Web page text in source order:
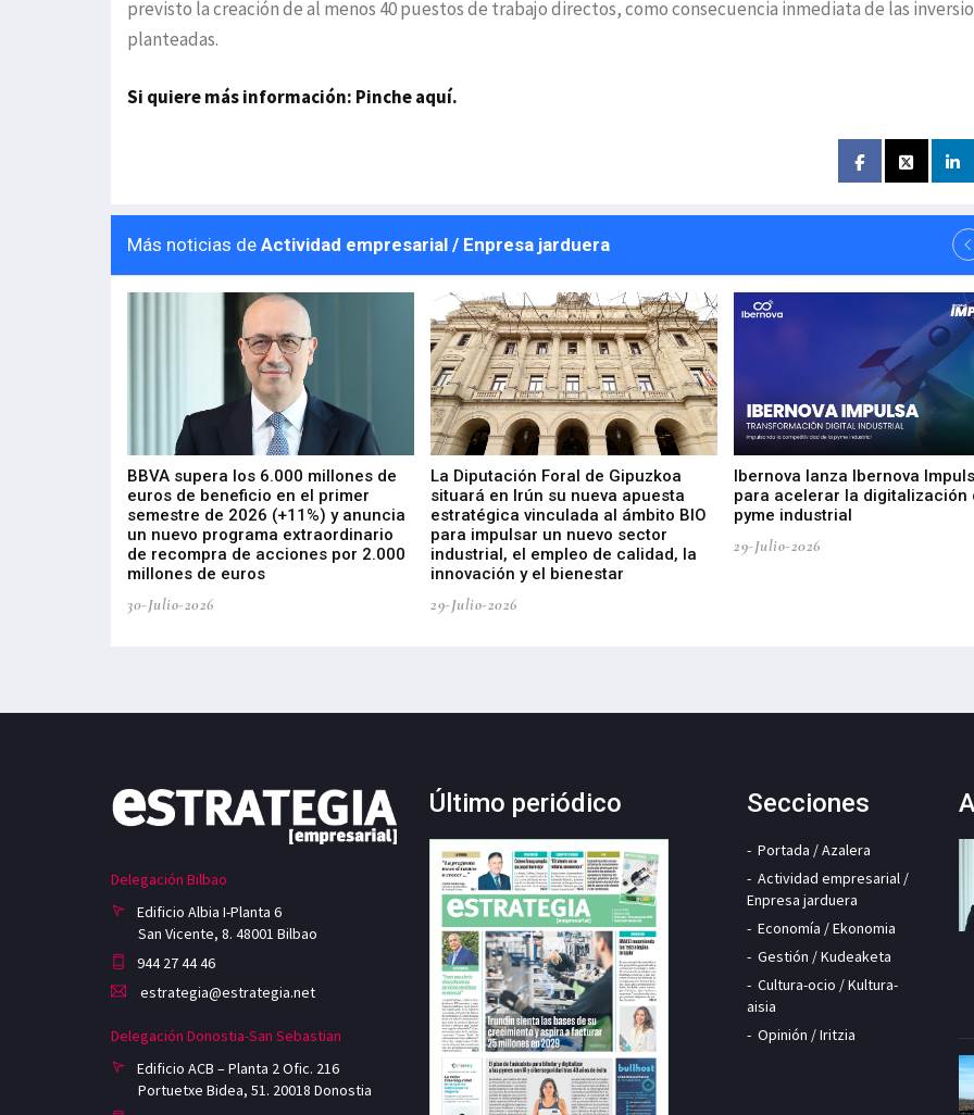
previsto la creación de al menos 40 puestos de trabajo directos, como consecuencia inmediata de las
planteadas.
Si quiere más información: Pinche aquí.
Más noticias de Actividad empresarial / Enpresa jarduera
BBVA supera los 6.000 millones de
euros de beneficio en el primer
semestre de 2026 (+11%) y anuncia
un nuevo programa extraordinario
de recompra de acciones por 2.000
millones de euros
30-Julio-2026
La Diputación Foral de Gipuzkoa
situará en Irún su nueva apuesta
estratégica vinculada al ámbito BIO
para impulsar un nuevo sector
industrial, el empleo de calidad, la
innovación y el bienestar
29-Julio-2026
Ibernova lanza Ibernova
para acelerar la digitalización
pyme industrial
29-Julio-2026
Delegación Bilbao
Edificio Albia I-Planta 6
San Vicente, 8. 48001 Bilbao
944 27 44 46
estrategia@estrategia.net
Delegación Donostia-San Sebastian
Edificio ACB – Planta 2 Ofic. 216
Portuetxe Bidea, 51. 20018 Donostia
Último periódico Secciones
Portada / Azalera
Actividad empresarial /
Enpresa jarduera
Economía / Ekonomia
Gestión / Kudeaketa
Cultura-ocio / Kultura-
aisia
Opinión / Iritzia